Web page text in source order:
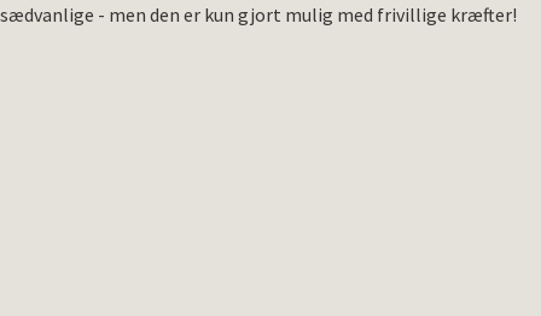
sædvanlige - men den er kun gjort mulig med frivillige kræfter!